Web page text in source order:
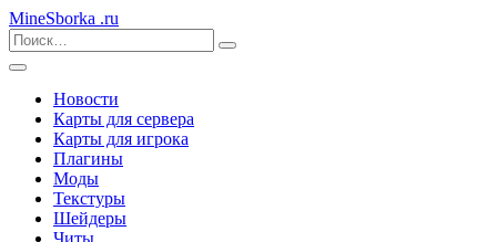
MineSborka .ru
Новости
Карты для сервера
Карты для игрока
Плагины
Моды
Текстуры
Шейдеры
Читы